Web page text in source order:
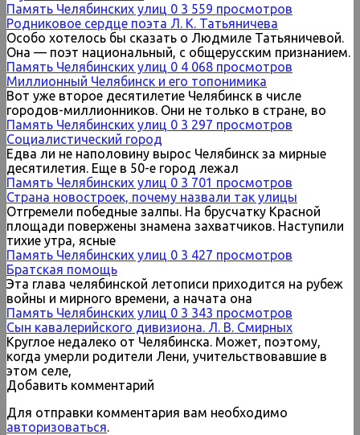
Память Челябинских улиц 0 3 559 просмотров
Родниковое сердце поэта Л. К. Татьяничева
Особо хотелось бы сказать о Людмиле Татьяничевой.
Она — поэт национальный, с общерусским признанием.
Память Челябинских улиц 0 4 068 просмотров
Миллионный Челябинск и его топонимика
Вот уже второе десятилетие Челябинск в числе
городов-миллионников. Они не только в стране, во
Память Челябинских улиц 0 3 297 просмотров
Социалистический город
Едва ли не наполовину вырос Челябинск за мирные
десятилетия. Еще в 50-е город лежал
Память Челябинских улиц 0 3 701 просмотров
Страна новостроек, почему назвали так улицы
Отгремели победные залпы. На брусчатку Красной
площади повержены знамена захватчиков. Наступили
тихие утра, ясные
Память Челябинских улиц 0 3 427 просмотров
Братская помощь
Эта глава челябинской летописи приходится на рубеж
войны и мирного времени, а начата она
Память Челябинских улиц 0 3 343 просмотров
Сын кавалерийского дивизиона. Л. В. Смирных
Круглое недалеко от Челябинска. Может, поэтому,
когда умерли родители Лени, учительствовавшие в
этом селе,
Добавить комментарий
Для отправки комментария вам необходимо
авторизоваться.